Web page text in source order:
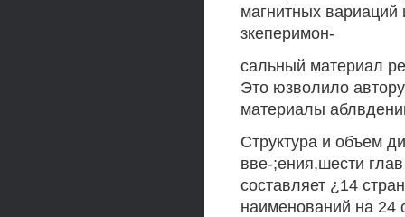
магнитных
зкеперимон-
сальный материал
Это юзволило
материалы
Структура и объем
вве-;ения,шести
составляет ¿14
наименований на 24